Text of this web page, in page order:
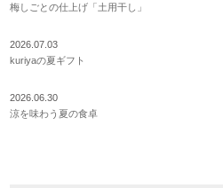
梅しごとの仕上げ「土用干し」
2026.07.03
kuriyaの夏ギフト
2026.06.30
涼を味わう夏の食卓